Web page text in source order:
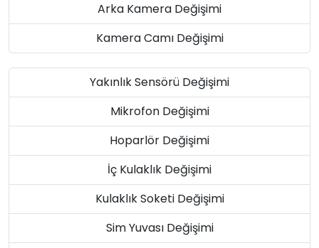
Arka Kamera Değişimi
Kamera Camı Değişimi
Yakınlık Sensörü Değişimi
Mikrofon Değişimi
Hoparlör Değişimi
İç Kulaklık Değişimi
Kulaklık Soketi Değişimi
Sim Yuvası Değişimi